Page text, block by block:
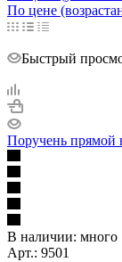
По цене
Быстрый
Поручень прямой
В наличии: много
Арт.: 9501